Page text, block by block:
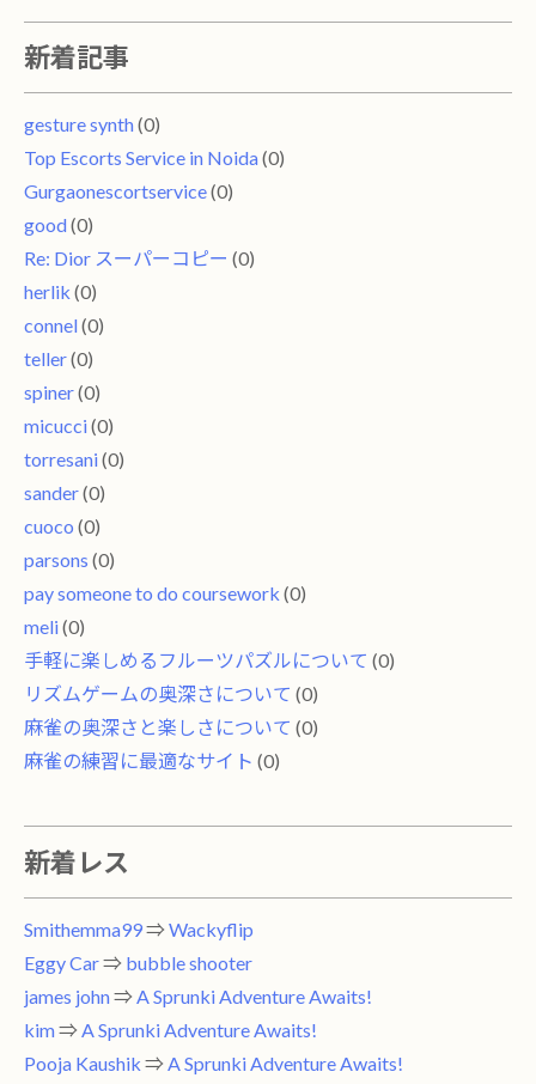
新着記事
gesture synth(0)
Top Escorts Service in Noida(0)
Gurgaonescortservice(0)
good(0)
Re: Dior スーパーコピー (0)
herlik (0)
connel(0)
teller(0)
spiner(0)
micucci(0)
torresani(0)
sander(0)
cuoco (0)
parsons (0)
pay someone to do coursework (0)
meli(0)
手軽に楽しめるフルーツパズルについて (0)
リズムゲームの奥深さについて (0)
麻雀の奥深さと楽しさについて (0)
麻雀の練習に最適なサイト (0)
新着レス
Smithemma99⇒ Wackyflip
Eggy Car⇒ bubble shooter
james john⇒ A Sprunki Adventure Awaits!
kim⇒ A Sprunki Adventure Awaits!
Pooja Kaushik ⇒ A Sprunki Adventure Awaits!